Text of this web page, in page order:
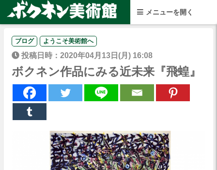
ブログ ようこそ美術館へ
投稿日時：2020年04月13日(月) 16:08
ボクネン作品にみる近未来『飛蝗』